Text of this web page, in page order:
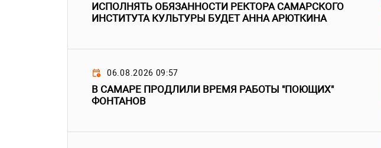
ИСПОЛНЯТЬ ОБЯЗАННОСТИ РЕКТОРА САМАРСКОГО
ИНСТИТУТА КУЛЬТУРЫ БУДЕТ АННА АРЮТКИНА
06.08.2026 09:57
В САМАРЕ ПРОДЛИЛИ ВРЕМЯ РАБОТЫ "ПОЮЩИХ"
ФОНТАНОВ